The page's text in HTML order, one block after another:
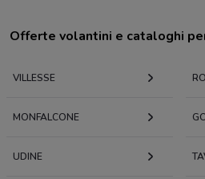
Offerte volantini e cataloghi
VILLESSE
MONFALCONE
UDINE